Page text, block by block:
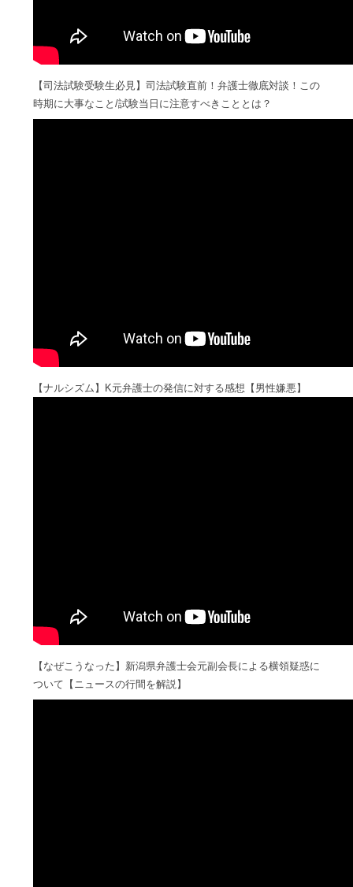
【司法試験受験生必見】司法試験直前！弁護士徹底対談！この
時期に大事なこと/試験当日に注意すべきこととは？
【ナルシズム】K元弁護士の発信に対する感想【男性嫌悪】
【なぜこうなった】新潟県弁護士会元副会長による横領疑惑に
ついて【ニュースの行間を解説】